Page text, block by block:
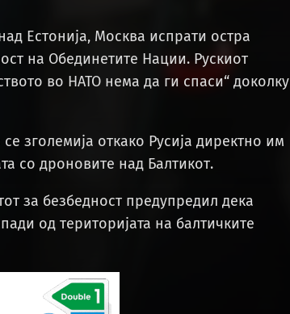
Естонија, Москва испрати остра
на Обединетите Нации. Рускиот
во НАТО нема да ги спаси“ доколку
зголемија откако Русија директно им
со дроновите над Балтикот.
за безбедност предупредил дека
од територијата на балтичките